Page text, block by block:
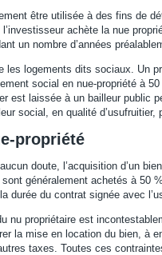
être utilisée à des fins de
achète la nue
un nombre d’années
les logements dits sociaux. Un
social en nue-propriété à
est laissée à un bailleur public
social, en qualité d’usufruitier,
propriété
doute, l’acquisition d’un
généralement achetés à 50
durée du contrat signée avec
nu propriétaire est
la mise en location du bien, à
taxes. Toutes ces